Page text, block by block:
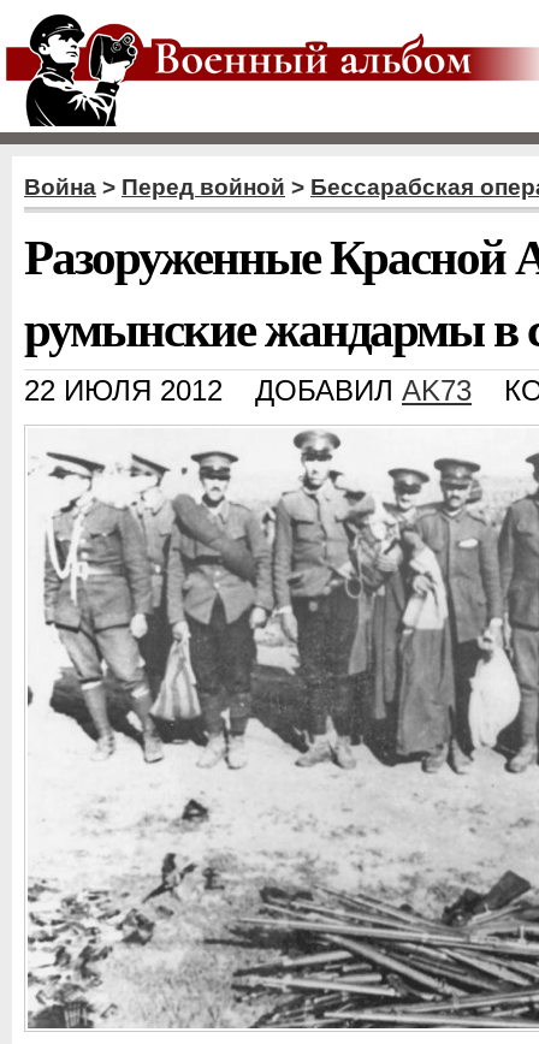
Война > Перед войной > Бессарабская
Разоруженные Красной
румынские жандармы в
22 ИЮЛЯ 2012 ДОБАВИЛ AK73